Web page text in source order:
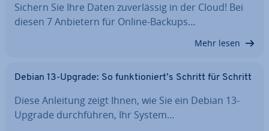
Sichern Sie Ihre Daten zu­ver­läs­sig in der Cloud! Bei
diesen 7 Anbietern für Online-Backups…
Mehr lesen
Debian 13-Upgrade: So funk­tio­niert’s Schritt für Schritt
Diese Anleitung zeigt Ihnen, wie Sie ein Debian 13-
Upgrade durch­füh­ren, Ihr System…